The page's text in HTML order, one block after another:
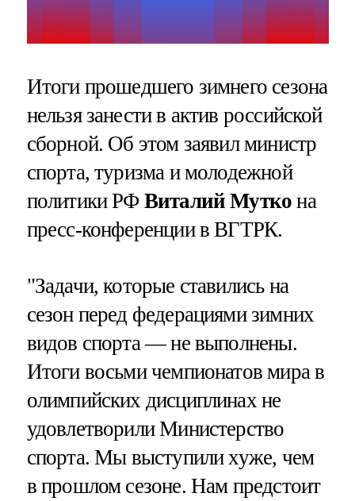
Итоги прошедшего зимнего сезона
нельзя занести в актив российской
сборной. Об этом заявил министр
спорта, туризма и молодежной
политики РФ Виталий Мутко на
пресс-конференции в ВГТРК.
"Задачи, которые ставились на
сезон перед федерациями зимних
видов спорта — не выполнены.
Итоги восьми чемпионатов мира в
олимпийских дисциплинах не
удовлетворили Министерство
спорта. Мы выступили хуже, чем
в прошлом сезоне. Нам предстоит